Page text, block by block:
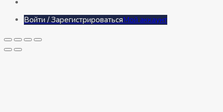
Войти / ЗарегистрироватьсяМой аккаунт